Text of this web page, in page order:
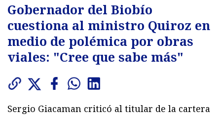
Gobernador del Biobío
cuestiona al ministro Quiroz en
medio de polémica por obras
viales: "Cree que sabe más"
Sergio Giacaman criticó al titular de la cartera